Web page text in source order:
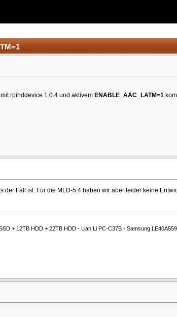
rpihddevice 1.0.4 und aktivem ENABLE_AAC_LATM=1
Fall ist. Für die MLD-5.4 haben wir aber leider keine
+ 12TB HDD + 22TB HDD - Lian Li PC-C37B - Samsung LE40A559